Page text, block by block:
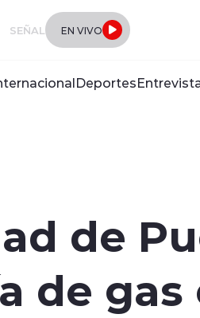
SEÑAL EN VIVO
Deportes
de
de